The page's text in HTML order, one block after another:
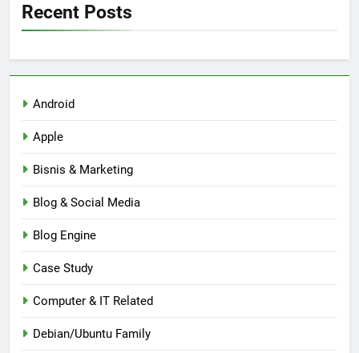
Recent Posts
Android
Apple
Bisnis & Marketing
Blog & Social Media
Blog Engine
Case Study
Computer & IT Related
Debian/Ubuntu Family